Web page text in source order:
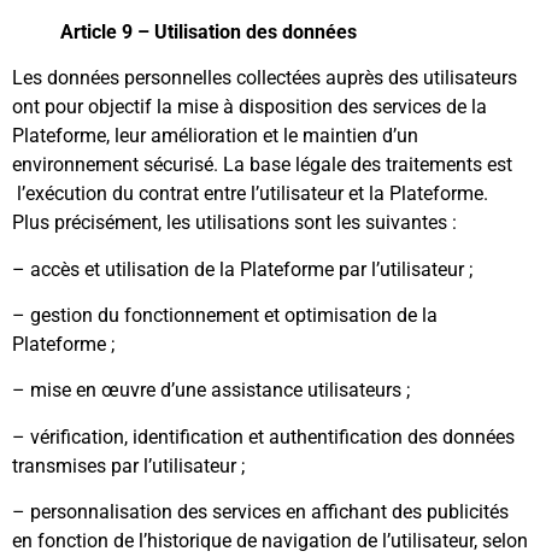
Article 9 – Utilisation des données
Les données personnelles collectées auprès des utilisateurs
ont pour objectif la mise à disposition des services de la
Plateforme, leur amélioration et le maintien d’un
environnement sécurisé. La base légale des traitements est
l’exécution du contrat entre l’utilisateur et la Plateforme.
Plus précisément, les utilisations sont les suivantes :
– accès et utilisation de la Plateforme par l’utilisateur ;
– gestion du fonctionnement et optimisation de la
Plateforme ;
– mise en œuvre d’une assistance utilisateurs ;
– vérification, identification et authentification des données
transmises par l’utilisateur ;
– personnalisation des services en affichant des publicités
en fonction de l’historique de navigation de l’utilisateur, selon